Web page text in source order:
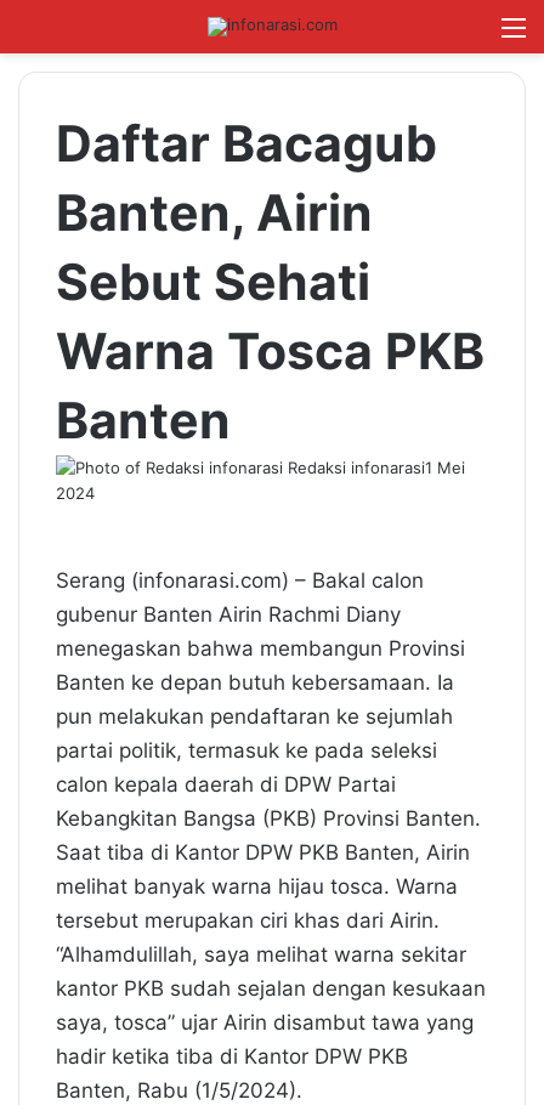
Cari
Daftar Bacagub
Banten, Airin
Sebut Sehati
Warna Tosca PKB
Banten
Redaksi infonarasi1 Mei
2024
Serang (infonarasi.com) – Bakal calon
gubenur Banten Airin Rachmi Diany
menegaskan bahwa membangun Provinsi
Banten ke depan butuh kebersamaan. Ia
pun melakukan pendaftaran ke sejumlah
partai politik, termasuk ke pada seleksi
calon kepala daerah di DPW Partai
Kebangkitan Bangsa (PKB) Provinsi Banten.
Saat tiba di Kantor DPW PKB Banten, Airin
melihat banyak warna hijau tosca. Warna
tersebut merupakan ciri khas dari Airin.
“Alhamdulillah, saya melihat warna sekitar
kantor PKB sudah sejalan dengan kesukaan
saya, tosca” ujar Airin disambut tawa yang
hadir ketika tiba di Kantor DPW PKB
Banten, Rabu (1/5/2024).